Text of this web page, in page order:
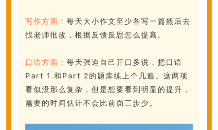
写作方面：每天大小作文至少各写一篇然后去
找老师批改，根据反馈反思怎么提高。
口语方面：每天强迫自己开口多说，把口语
Part 1 和Part 2的题库练上个几遍。这两项
看似没那么复杂，但是想要看到明显的提升，
需要的时间估计不会比前面三步少。